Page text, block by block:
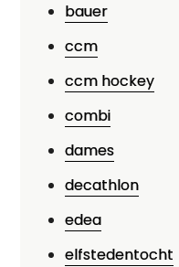
bauer
ccm
ccm hockey
combi
dames
decathlon
edea
elfstedentocht